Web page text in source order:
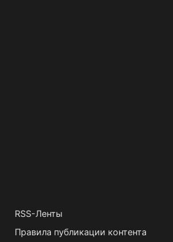
RSS-Ленты
Правила публикации контента